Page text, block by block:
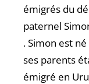
émigrés du
paternel
. Simon est
ses parents
émigré en